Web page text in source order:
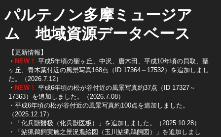
パルテノン多摩ミュージア
ム 地域資源データベース
【更新情報】
・ NEW！ 平成5年頃の聖ヶ丘、中沢、唐木田、平成10年頃の貝取、聖
ヶ丘、青木葉付近の風景写真168点（ID 17364～17532）を追加しまし
た。（2026.7.12）
・ NEW！ 平成6年頃の松が谷付近の風景写真約37点（ID 17327～
17363）を追加しました。（2026.7.08）
・平成6年頃の松が谷付近の風景写真約100点を追加しました。
（2025.12.17）
・「化兵獣醫极（化兵獣医极）」を追加しました。（2025.10.28）
・「鮎猟鵜飼実施之景況麁絵図（玉川鮎猟鵜飼図）」を追加しまし